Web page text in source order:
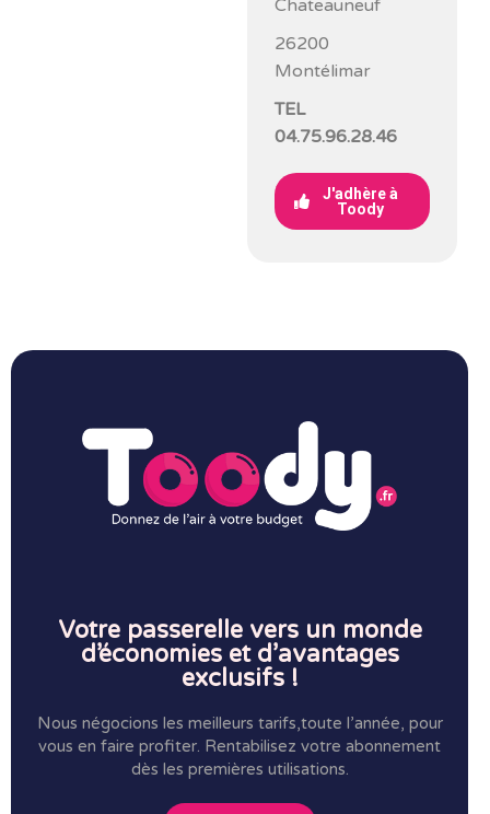
Chateauneuf
26200
Montélimar
TEL
04.75.96.28.46
J'adhère à
Toody
Votre passerelle vers un monde
d’économies et d’avantages
exclusifs !
Nous négocions les meilleurs tarifs,toute l’année, pour
vous en faire profiter. Rentabilisez votre abonnement
dès les premières utilisations.